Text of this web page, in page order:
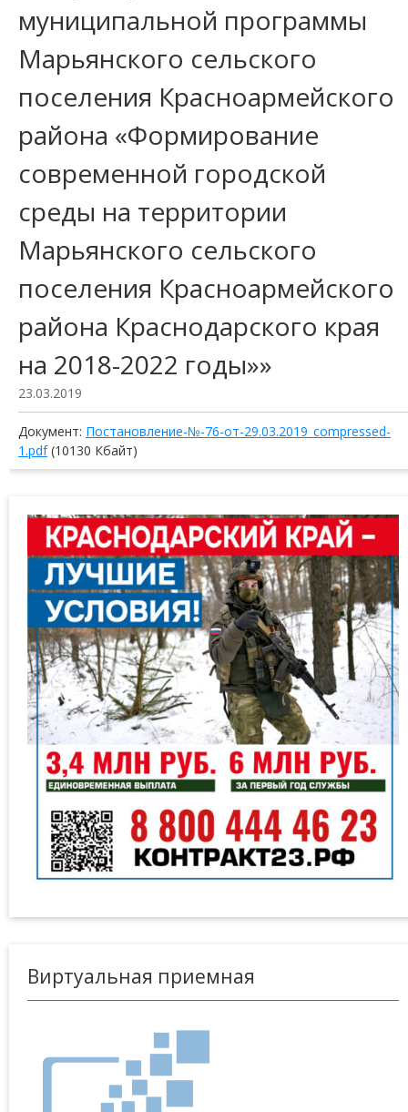
муниципальной программы
Марьянского сельского
поселения Красноармейского
района «Формирование
современной городской
среды на территории
Марьянского сельского
поселения Красноармейского
района Краснодарского края
на 2018-2022 годы»»
23.03.2019
Документ: Постановление-№-76-от-29.03.2019_compressed-
1.pdf(10130 Кбайт)
Виртуальная приемная